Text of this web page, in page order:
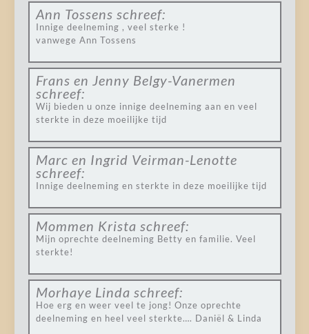
Ann Tossens schreef:
Innige deelneming , veel sterke !
vanwege Ann Tossens
Frans en Jenny Belgy-Vanermen
schreef:
Wij bieden u onze innige deelneming aan en veel
sterkte in deze moeilijke tijd
Marc en Ingrid Veirman-Lenotte
schreef:
Innige deelneming en sterkte in deze moeilijke tijd
Mommen Krista schreef:
Mijn oprechte deelneming Betty en familie. Veel
sterkte!
Morhaye Linda schreef:
Hoe erg en weer veel te jong! Onze oprechte
deelneming en heel veel sterkte…. Daniël & Linda